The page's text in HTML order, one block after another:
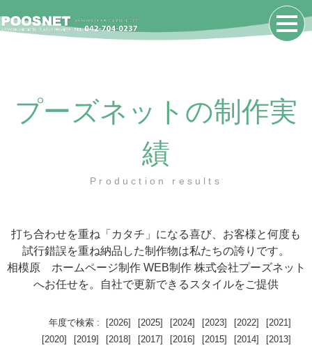
プーズネットの制作実
績
Production results
打ち合わせを重ね「カタチ」になる喜び、お客様と何度も
試行錯誤を重ね納品した制作物は私たちの誇りです。
相模原 ホームページ制作 WEB制作 株式会社プーズネット
へお任せを。自社で更新できるスタイルをご提供
年度で検索 : [2026] [2025] [2024] [2023] [2022]
[2021]
[2020]
[2019] [2018] [2017] [2016] [2015] [2014]
[2013]